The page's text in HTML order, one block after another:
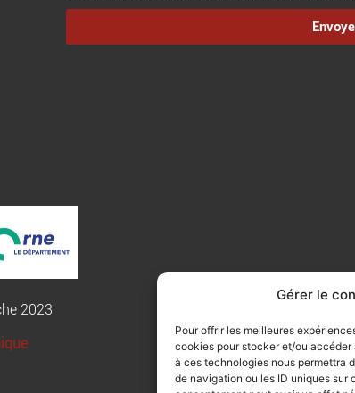
Gérer le
Pour offrir les meilleures
cookies pour stocker et/ou
à ces technologies nous permettra
de navigation ou les ID uniques sur
2023